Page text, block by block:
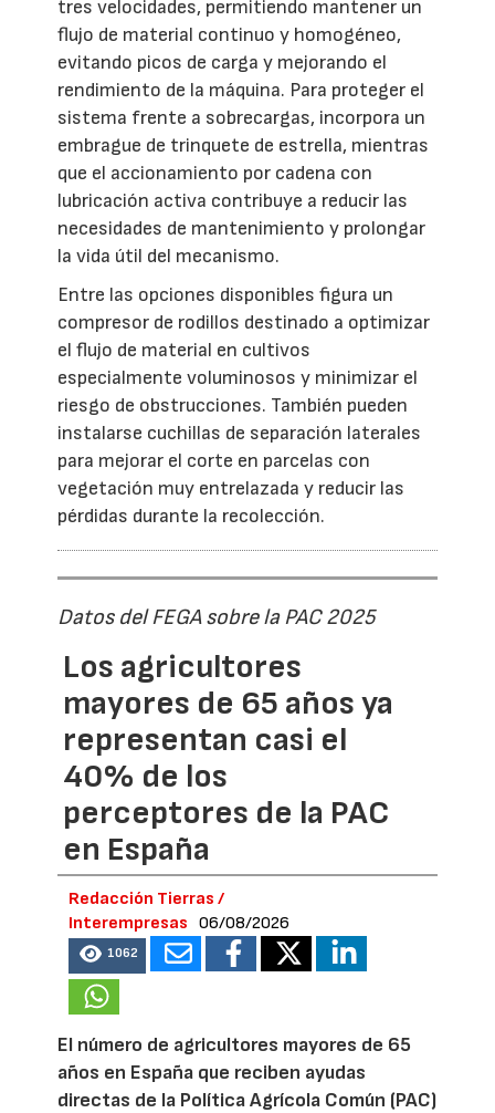
tres velocidades, permitiendo mantener un
flujo de material continuo y homogéneo,
evitando picos de carga y mejorando el
rendimiento de la máquina. Para proteger el
sistema frente a sobrecargas, incorpora un
embrague de trinquete de estrella, mientras
que el accionamiento por cadena con
lubricación activa contribuye a reducir las
necesidades de mantenimiento y prolongar
la vida útil del mecanismo.
Entre las opciones disponibles figura un
compresor de rodillos destinado a optimizar
el flujo de material en cultivos
especialmente voluminosos y minimizar el
riesgo de obstrucciones. También pueden
instalarse cuchillas de separación laterales
para mejorar el corte en parcelas con
vegetación muy entrelazada y reducir las
pérdidas durante la recolección.
Datos del FEGA sobre la PAC 2025
Los agricultores
mayores de 65 años ya
representan casi el
40% de los
perceptores de la PAC
en España
Redacción Tierras /
Interempresas
06/08/2026
1062
El número de agricultores mayores de 65
años en España que reciben ayudas
directas de la Política Agrícola Común (PAC)